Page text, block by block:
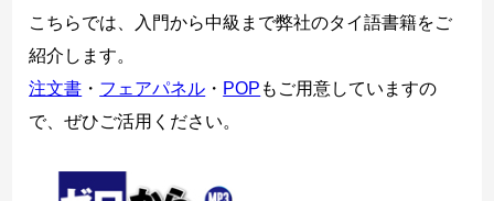
イタリア語
ヨーロッパ諸語
韓国・朝鮮語
中国語
こちらでは、入門から中級まで弊社のタイ語書籍をご
紹介します。
注文書 ・ フェアパネル ・ POP もご用意していますの
で、ぜひご活用ください。